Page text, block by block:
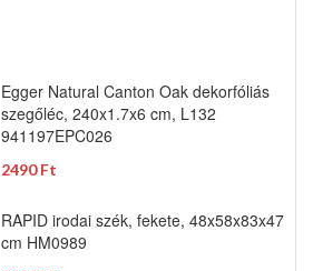
Egger Natural Canton Oak dekorfóliás
szegőléc, 240x1.7x6 cm, L132
941197EPC026
2490 Ft
RAPID irodai szék, fekete, 48x58x83x47
cm HM0989